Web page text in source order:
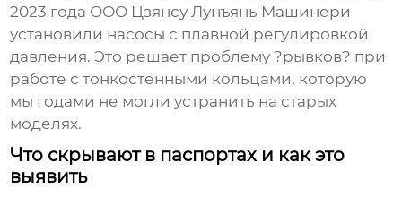
2023 года ООО Цзянсу Лунъянь Машинери
установили насосы с плавной регулировкой
давления. Это решает проблему ?рывков? при
работе с тонкостенными кольцами, которую
мы годами не могли устранить на старых
моделях.
Что скрывают в паспортах и как это
выявить